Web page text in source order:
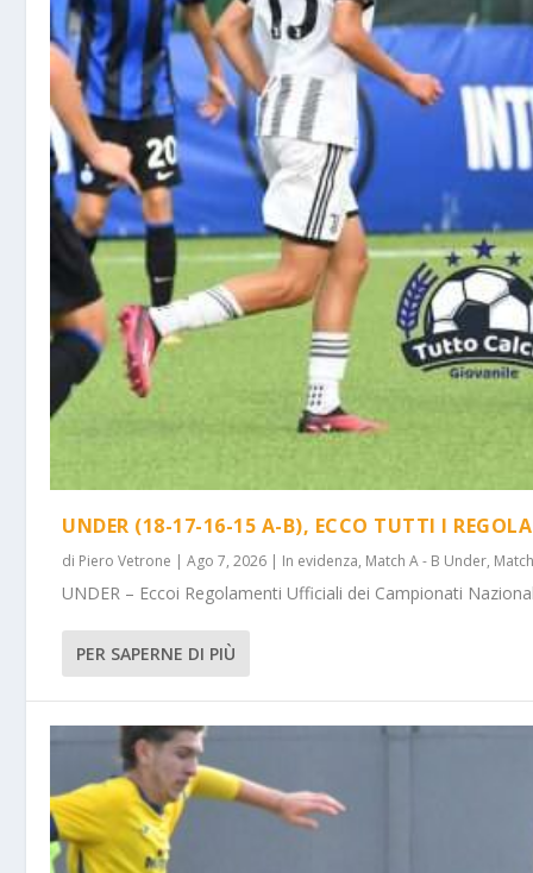
UNDER (18-17-16-15 A-B), ECCO TUTTI I
di Piero Vetrone |Ago 7, 2026 | In evidenza, Match A - B Under,
UNDER – Eccoi Regolamenti Ufficiali dei Campionati
PER SAPERNE DI PIÙ